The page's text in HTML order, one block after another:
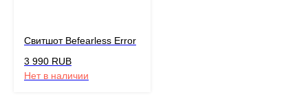
Свитшот Befearless Error
3 990 RUB
Нет в наличии